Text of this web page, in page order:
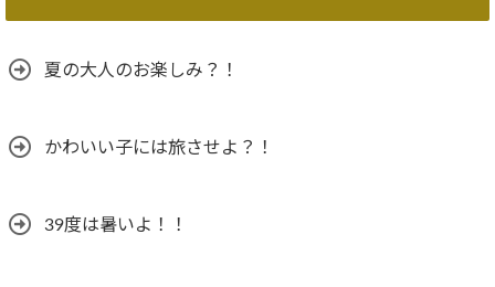
夏の大人のお楽しみ？！
かわいい子には旅させよ？！
39度は暑いよ！！